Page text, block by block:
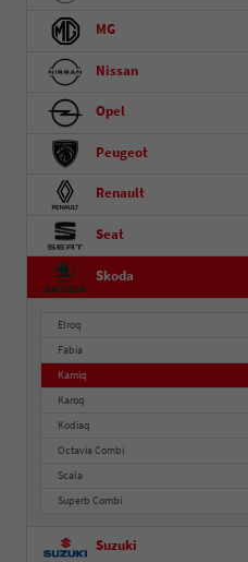
MG
Nissan
Opel
Peugeot
Renault
Seat
Skoda
Elroq
Fabia
Kamiq
Karoq
Kodiaq
Octavia Combi
Scala
Superb Combi
Suzuki